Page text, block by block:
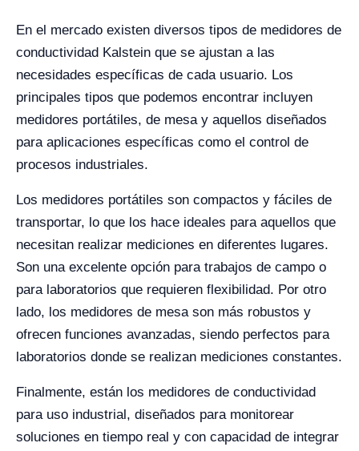
En el mercado existen diversos tipos de medidores de
conductividad Kalstein que se ajustan a las
necesidades específicas de cada usuario. Los
principales tipos que podemos encontrar incluyen
medidores portátiles, de mesa y aquellos diseñados
para aplicaciones específicas como el control de
procesos industriales.
Los medidores portátiles son compactos y fáciles de
transportar, lo que los hace ideales para aquellos que
necesitan realizar mediciones en diferentes lugares.
Son una excelente opción para trabajos de campo o
para laboratorios que requieren flexibilidad. Por otro
lado, los medidores de mesa son más robustos y
ofrecen funciones avanzadas, siendo perfectos para
laboratorios donde se realizan mediciones constantes.
Finalmente, están los medidores de conductividad
para uso industrial, diseñados para monitorear
soluciones en tiempo real y con capacidad de integrar